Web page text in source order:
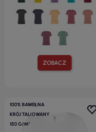
ZOBACZ
100% BAWEŁNA
KRÓJ TALIOWANY
150 G/M²